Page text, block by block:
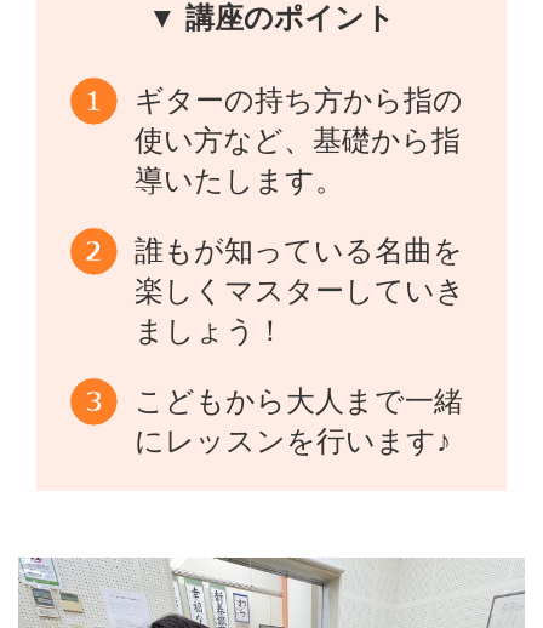
▼ 講座のポイント
ギターの持ち方から指の
使い方など、基礎から指
導いたします。
誰もが知っている名曲を
楽しくマスターしていき
ましょう！
こどもから大人まで一緒
にレッスンを行います♪